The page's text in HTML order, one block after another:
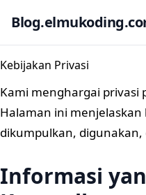
Kebijakan Privasi
Kami menghargai privasi
Halaman ini
dikumpulkan,
Informasi